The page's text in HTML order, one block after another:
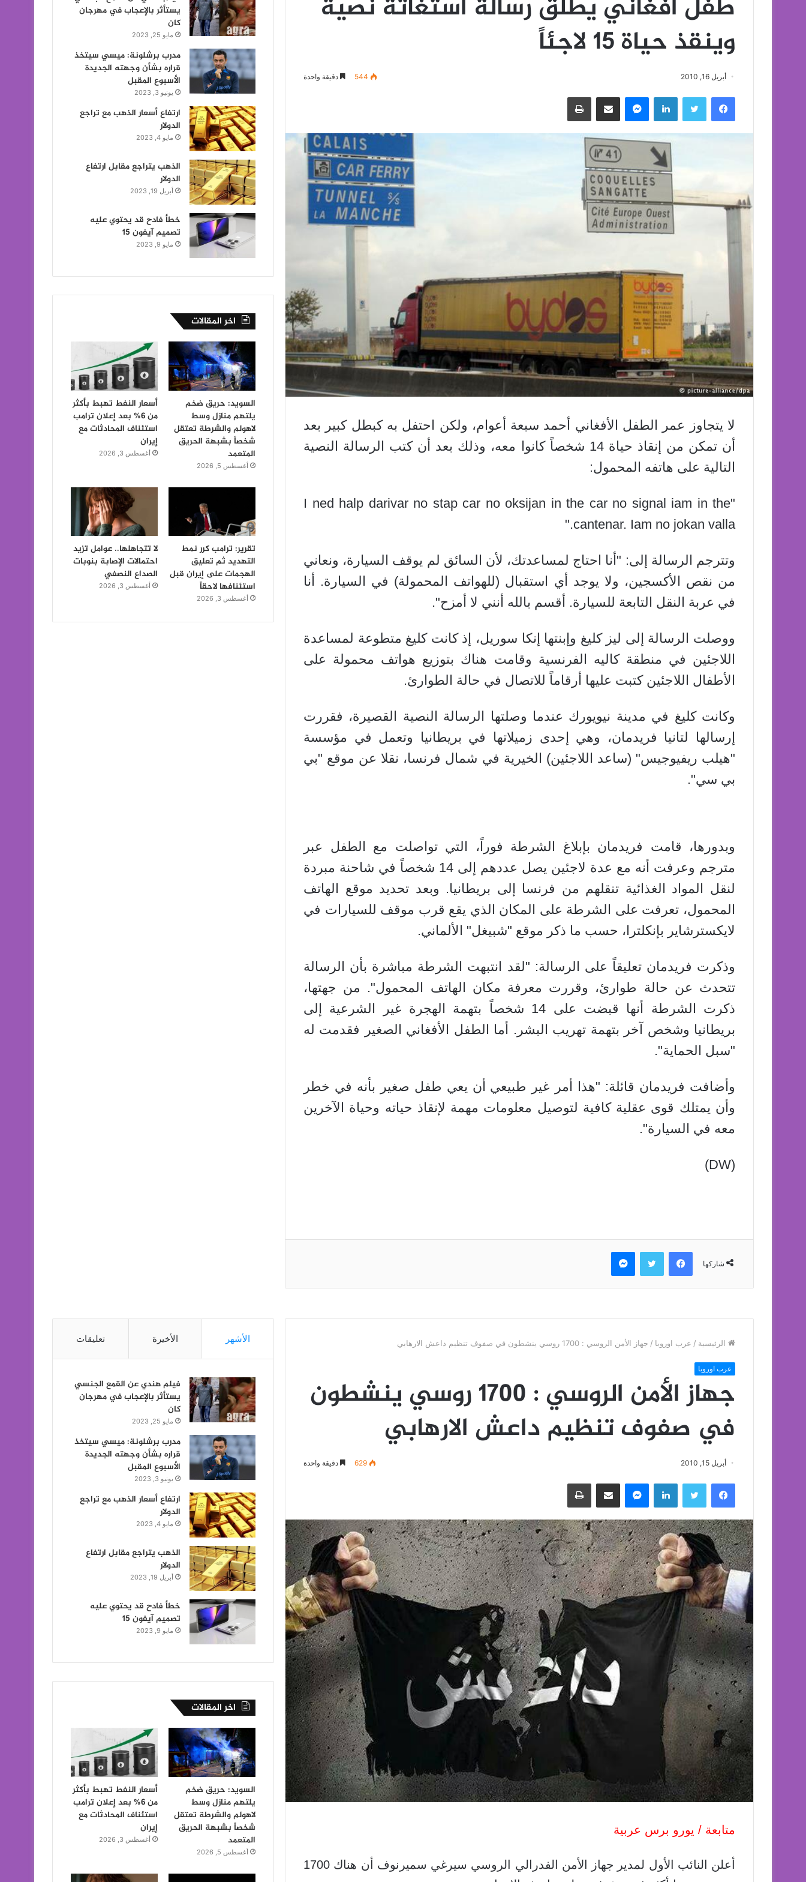
طفل أفغاني يطلق رسالة استغاثة نصية
وينقذ حياة 15 لاجئاً
أبريل 16, 2010 544 دقيقة واحدة
فيسبوك تويتر لينكدإن ماسنجر مشاركة عبر البريد طباعة
لا يتجاوز عمر الطفل الأفغاني أحمد سبعة أعوام، ولكن احتفل به كبطل كبير بعد
أن تمكن من إنقاذ حياة 14 شخصاً كانوا معه، وذلك بعد أن كتب الرسالة النصية
التالية على هاتفه المحمول:
"I ned halp darivar no stap car no oksijan in the car no signal iam in the
cantenar. Iam no jokan valla."
وتترجم الرسالة إلى: "أنا احتاج لمساعدتك، لأن السائق لم يوقف السيارة، ونعاني
من نقص الأكسجين، ولا يوجد أي استقبال (للهواتف المحمولة) في السيارة. أنا
في عربة النقل التابعة للسيارة. أقسم بالله أنني لا أمزح".
ووصلت الرسالة إلى ليز كليغ وإبنتها إنكا سوريل، إذ كانت كليغ متطوعة لمساعدة
اللاجئين في منطقة كاليه الفرنسية وقامت هناك بتوزيع هواتف محمولة على
الأطفال اللاجئين كتبت عليها أرقاماً للاتصال في حالة الطوارئ.
وكانت كليغ في مدينة نيويورك عندما وصلتها الرسالة النصية القصيرة، فقررت
إرسالها لتانيا فريدمان، وهي إحدى زميلاتها في بريطانيا وتعمل في مؤسسة
"هيلب ريفيوجيس" (ساعد اللاجئين) الخيرية في شمال فرنسا، نقلا عن موقع "بي
بي سي".
وبدورها، قامت فريدمان بإبلاغ الشرطة فوراً، التي تواصلت مع الطفل عبر
مترجم وعرفت أنه مع عدة لاجئين يصل عددهم إلى 14 شخصاً في شاحنة مبردة
لنقل المواد الغذائية تنقلهم من فرنسا إلى بريطانيا. وبعد تحديد موقع الهاتف
المحمول، تعرفت على الشرطة على المكان الذي يقع قرب موقف للسيارات في
لايكسترشاير بإنكلترا، حسب ما ذكر موقع "شبيغل" الألماني.
وذكرت فريدمان تعليقاً على الرسالة: "لقد انتبهت الشرطة مباشرة بأن الرسالة
تتحدث عن حالة طوارئ، وقررت معرفة مكان الهاتف المحمول". من جهتها،
ذكرت الشرطة أنها قبضت على 14 شخصاً بتهمة الهجرة غير الشرعية إلى
بريطانيا وشخص آخر بتهمة تهريب البشر. أما الطفل الأفغاني الصغير فقدمت له
"سبل الحماية".
وأضافت فريدمان قائلة: "هذا أمر غير طبيعي أن يعي طفل صغير بأنه في خطر
وأن يمتلك قوى عقلية كافية لتوصيل معلومات مهمة لإنقاذ حياته وحياة الآخرين
معه في السيارة".
(DW)
شاركها
فيسبوك تويتر ماسنجر
يستأثر بالإعجاب في مهرجان
كان
مايو 25, 2023
مدرب برشلونة: ميسي سيتخذ
قراره بشأن وجهته الجديدة
الأسبوع المقبل
يونيو 3, 2023
ارتفاع أسعار الذهب مع تراجع
الدولار
مايو 4, 2023
الذهب يتراجع مقابل ارتفاع
الدولار
أبريل 19, 2023
خطأ فادح قد يحتوي عليه
تصميم آيفون 15
مايو 9, 2023
اخر المقالات
السويد: حريق ضخم
يلتهم منازل وسط
لاهولم والشرطة تعتقل
شخصاً بشبهة الحريق
المتعمد
أغسطس 5, 2026
أسعار النفط تهبط بأكثر
من 6% بعد إعلان ترامب
استئناف المحادثات مع
إيران
أغسطس 3, 2026
تقرير: ترامب كرر نمط
التهديد ثم تعليق
الهجمات على إيران قبل
استئنافها لاحقاً
أغسطس 3, 2026
لا تتجاهلها.. عوامل تزيد
احتمالات الإصابة بنوبات
الصداع النصفي
أغسطس 3, 2026